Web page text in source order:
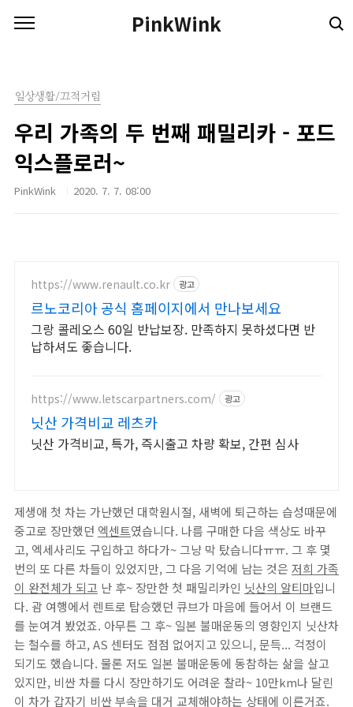
PinkWink
일상생활/끄적거림
우리 가족의 두 번째 패밀리카 - 포드
익스플로러~
PinkWink 2020. 7. 7. 08:00
https://www.renault.co.kr 광고
르노코리아 공식 홈페이지에서 만나보세요
그랑 콜레오스 60일 반납보장. 만족하지 못하셨다면 반
납하셔도 좋습니다.
https://www.letscarpartners.com/ 광고
닛산 가격비교 레츠카
닛산 가격비교, 특가, 즉시출고 차량 확보, 간편 심사
제생애 첫 차는 가난했던 대학원시절, 새벽에 퇴근하는 습성때문에
중고로 장만했던 엑센트였습니다. 나름 구매한 다음 색상도 바꾸
고, 엑세사리도 구입하고 하다가~ 그냥 막 탔습니다ㅠㅠ. 그 후 몇
번의 또 다른 차들이 있었지만, 그 다음 기억에 남는 것은 저희 가족
이 완전체가 되고 난 후~ 장만한 첫 패밀리카인 닛산의 알티마입니
다. 괌 여행에서 렌트로 탑승했던 큐브가 마음에 들어서 이 브랜드
를 눈여겨 봤었죠. 아무튼 그 후~ 일본 불매운동의 영향인지 닛산차
는 철수를 하고, AS 센터도 점점 없어지고 있으니, 문득... 걱정이
되기도 했습니다. 물론 저도 일본 불매운동에 동참하는 삶을 살고
있지만, 비싼 차를 다시 장만하기도 어려운 찰라~ 10만km나 달린
이 차가 갑자기 비싼 부속을 대거 교체해야하는 상태에 이른거죠.